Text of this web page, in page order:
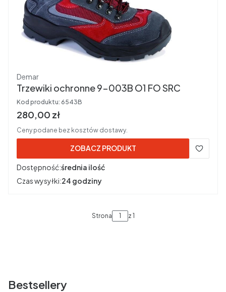
Producent
Demar
Trzewiki ochronne 9-003B O1 FO SRC
Kod produktu: 6543B
Cena brutto
280,00 zł
Ceny podane bez kosztów dostawy.
ZOBACZ PRODUKT
Dostępność:średnia ilość
Czas wysyłki:24 godziny
Strona z 1
Bestsellery